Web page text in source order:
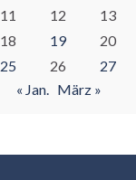
11 12 13
18 19 20
25 26 27
« Jan. März »